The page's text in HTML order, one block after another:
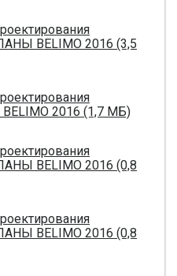
BELIMO 2016 (3,5
2016 (1,7 МБ)
BELIMO 2016 (0,8
BELIMO 2016 (0,8